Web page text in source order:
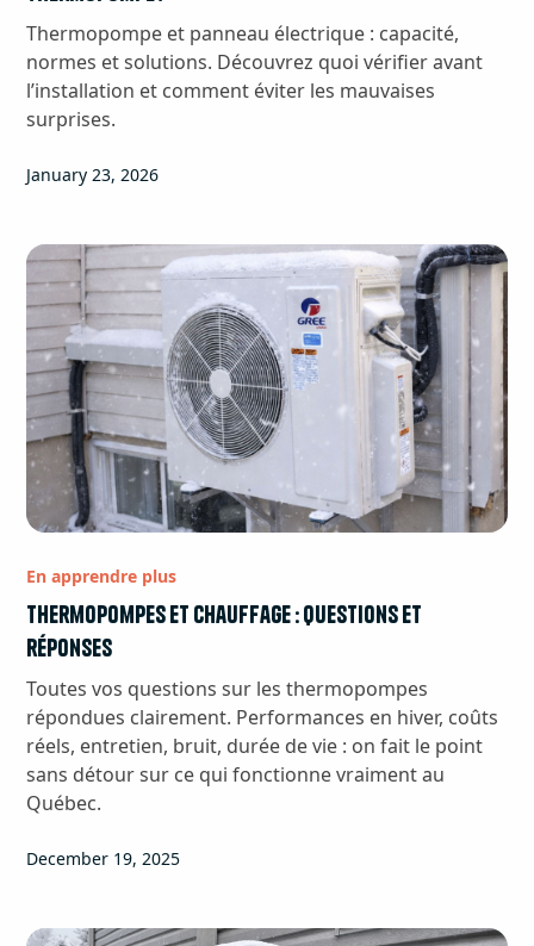
Thermopompe et panneau électrique : capacité,
normes et solutions. Découvrez quoi vérifier avant
l’installation et comment éviter les mauvaises
surprises.
January 23, 2026
En apprendre plus
Thermopompes et chauffage : questions et
réponses
Toutes vos questions sur les thermopompes
répondues clairement. Performances en hiver, coûts
réels, entretien, bruit, durée de vie : on fait le point
sans détour sur ce qui fonctionne vraiment au
Québec.
December 19, 2025